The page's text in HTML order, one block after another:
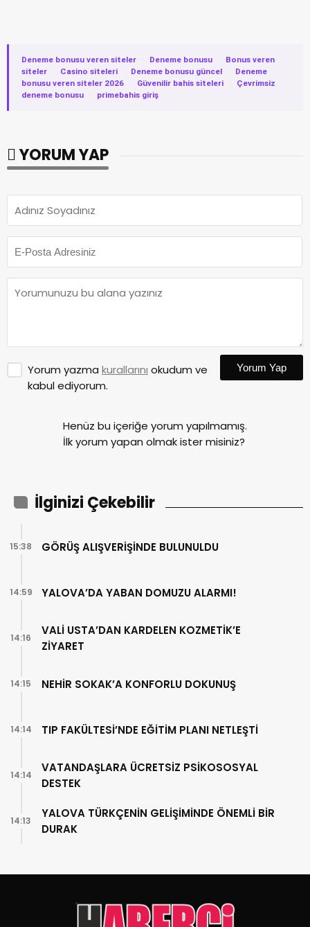
Deneme bonusu veren siteler · Deneme bonusu ·
Bonus veren
siteler
· Casino siteleri · Deneme bonusu güncel ·
Deneme
bonusu veren siteler 2026
· Güvenilir bahis siteleri ·
Çevrimsiz
deneme bonusu
· primebahis giriş
YORUM YAP
Yorum yazma kurallarını okudum ve
kabul ediyorum.
Yorum Yap
Henüz bu içeriğe yorum yapılmamış.
İlk yorum yapan olmak ister misiniz?
İlginizi Çekebilir
GÖRÜŞ ALIŞVERİŞİNDE BULUNULDU
15:38
YALOVA’DA YABAN DOMUZU ALARMI!
14:59
VALİ USTA’DAN KARDELEN KOZMETİK’E
ZİYARET
14:16
NEHİR SOKAK’A KONFORLU DOKUNUŞ
14:15
TIP FAKÜLTESİ’NDE EĞİTİM PLANI NETLEŞTİ
14:14
VATANDAŞLARA ÜCRETSİZ PSİKOSOSYAL
DESTEK
14:14
YALOVA TÜRKÇENİN GELİŞİMİNDE ÖNEMLİ BİR
DURAK
14:13